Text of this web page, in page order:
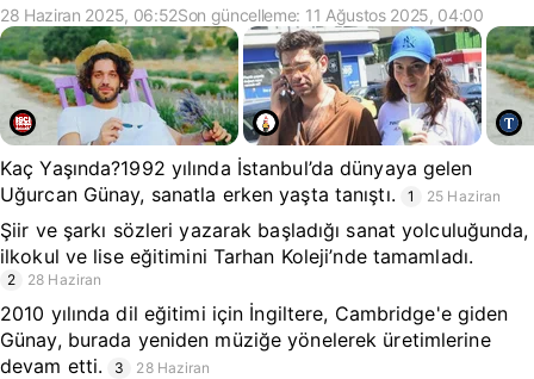
28 Haziran 2025, 06:52Son güncelleme: 11 Ağustos 2025, 04:00
Kaç Yaşında?1992 yılında İstanbul’da dünyaya gelen
Uğurcan Günay, sanatla erken yaşta tanıştı.
1 25 Haziran
Şiir ve şarkı sözleri yazarak başladığı sanat yolculuğunda,
ilkokul ve lise eğitimini Tarhan Koleji’nde tamamladı.
2 28 Haziran
2010 yılında dil eğitimi için İngiltere, Cambridge'e giden
Günay, burada yeniden müziğe yönelerek üretimlerine
devam etti.
3 28 Haziran